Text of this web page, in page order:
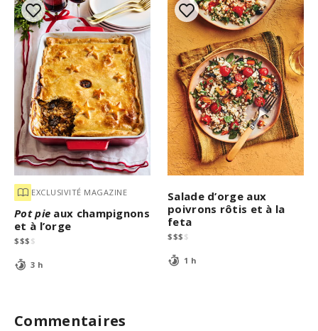
EXCLUSIVITÉ MAGAZINE
Pot pie aux champignons
et à l’orge
$$$ $
3 h
Salade d’orge aux
poivrons rôtis et à la
feta
$$$ $
1 h
Commentaires